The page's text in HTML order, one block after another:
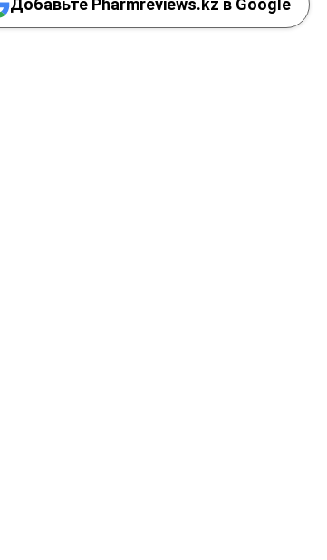
Добавьте Pharmreviews.kz в Google